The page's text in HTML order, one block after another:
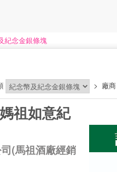
紀念金銀條塊
> 廠商
祖如意紀
(馬祖酒廠經銷